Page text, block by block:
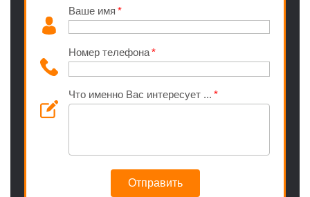
Ваше имя
Номер телефона
Что именно Вас интересует ...
Отправить